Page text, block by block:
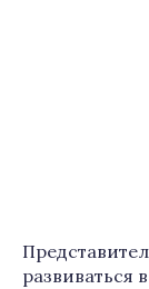
развиваться